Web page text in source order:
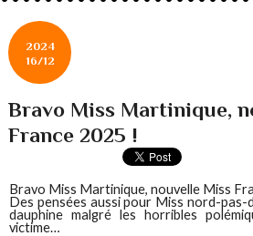
2024
16/12
Bravo Miss Martinique,
France 2025 !
Bravo Miss Martinique, nouvelle Miss
Des pensées aussi pour Miss nord-pas-
dauphine malgré les horribles
victime…